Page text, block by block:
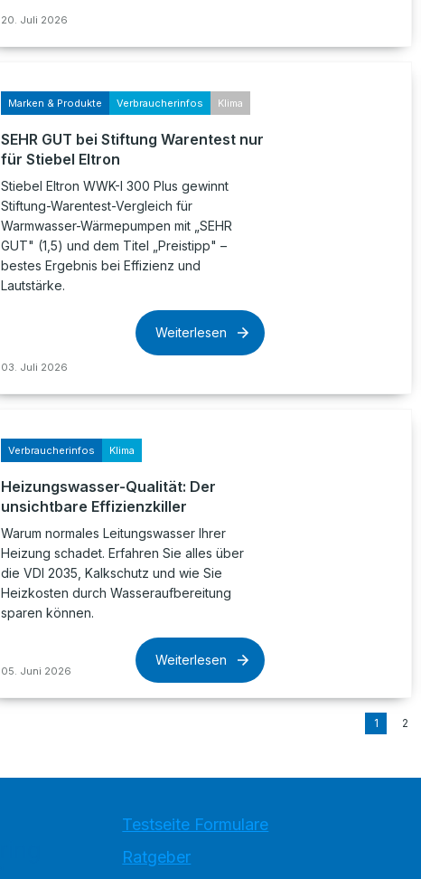
20. Juli 2026
Marken & Produkte Verbraucherinfos Klima
SEHR GUT bei Stiftung Warentest nur
für Stiebel Eltron
Stiebel Eltron WWK-I 300 Plus gewinnt
Stiftung-Warentest-Vergleich für
Warmwasser-Wärmepumpen mit „SEHR
GUT" (1,5) und dem Titel „Preistipp" –
bestes Ergebnis bei Effizienz und
Lautstärke.
03. Juli 2026
Weiterlesen
Verbraucherinfos Klima
Heizungswasser-Qualität: Der
unsichtbare Effizienzkiller
Warum normales Leitungswasser Ihrer
Heizung schadet. Erfahren Sie alles über
die VDI 2035, Kalkschutz und wie Sie
Heizkosten durch Wasseraufbereitung
sparen können.
05. Juni 2026
Weiterlesen
1 2
Testseite Formulare
Ratgeber